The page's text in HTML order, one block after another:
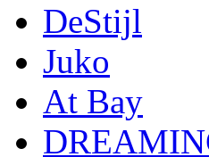
DeStijl
Juko
At Bay